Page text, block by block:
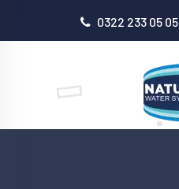
0322 233 05 05